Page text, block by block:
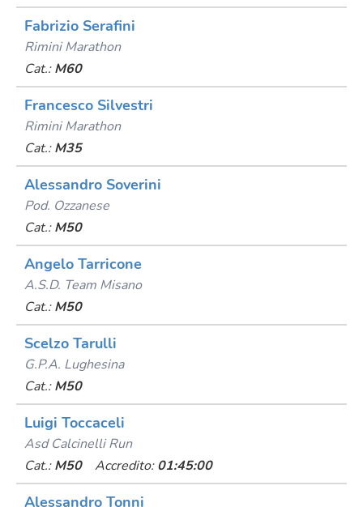
Fabrizio Serafini
Rimini Marathon
Cat.: M60
Francesco Silvestri
Rimini Marathon
Cat.: M35
Alessandro Soverini
Pod. Ozzanese
Cat.: M50
Angelo Tarricone
A.s.d. Team Misano
Cat.: M50
Scelzo Tarulli
G.p.a. Lughesina
Cat.: M50
Luigi Toccaceli
Asd Calcinelli Run
Cat.: M50 Accredito: 01:45:00
Alessandro Tonni